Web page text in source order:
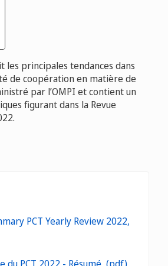
les principales tendances dans
de coopération en matière de
par l’OMPI et contient un
figurant dans la Revue